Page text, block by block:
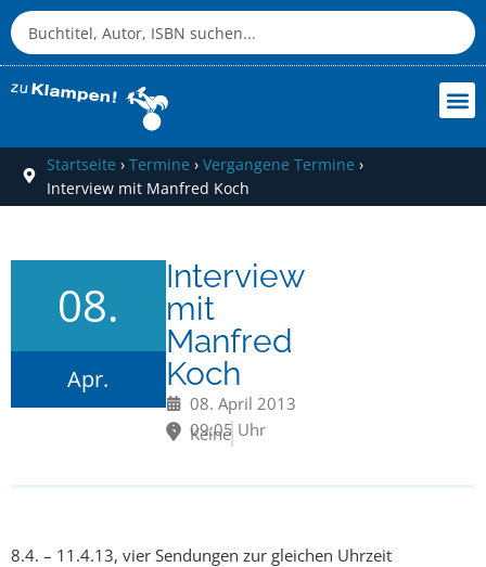
Startseite › Termine › Vergangene Termine ›
Interview mit Manfred Koch
08.
Apr.
Interview
mit
Manfred
Koch
08. April 2013
09:05 Uhr
Keine
8.4. – 11.4.13, vier Sendungen zur gleichen Uhrzeit